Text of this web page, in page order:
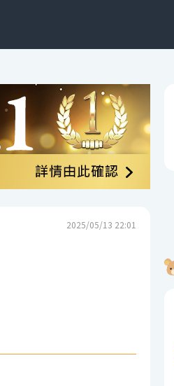
2025/05/13 22:01